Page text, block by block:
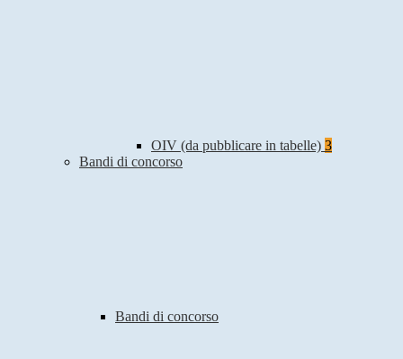
OIV (da pubblicare in tabelle) 3
Bandi di concorso
Bandi di concorso